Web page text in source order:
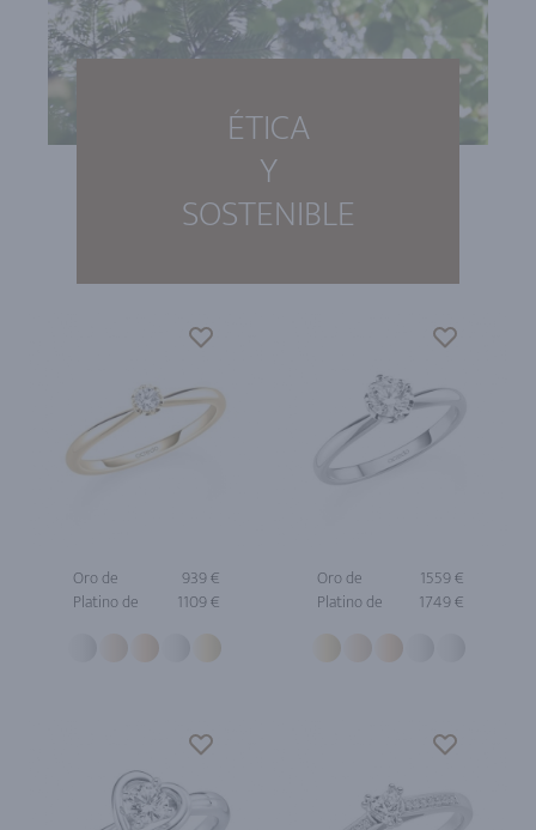
ÉTICA
Y
SOSTENIBLE
Oro de
939 €
Platino de
1109 €
Oro de
1559 €
Platino de
1749 €